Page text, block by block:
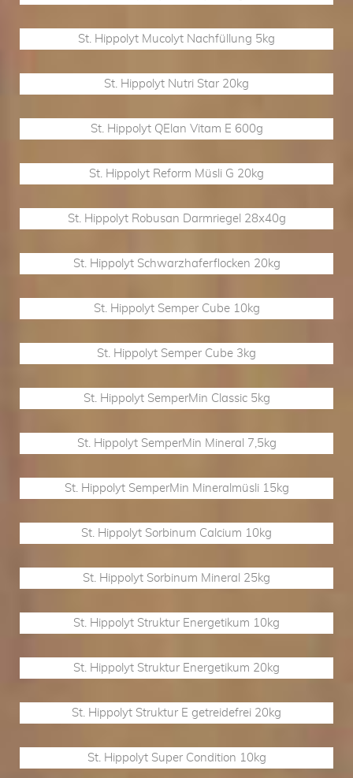
St. Hippolyt Mucolyt Nachfüllung 5kg
St. Hippolyt Nutri Star 20kg
St. Hippolyt QElan Vitam E 600g
St. Hippolyt Reform Müsli G 20kg
St. Hippolyt Robusan Darmriegel 28x40g
St. Hippolyt Schwarzhaferflocken 20kg
St. Hippolyt Semper Cube 10kg
St. Hippolyt Semper Cube 3kg
St. Hippolyt SemperMin Classic 5kg
St. Hippolyt SemperMin Mineral 7,5kg
St. Hippolyt SemperMin Mineralmüsli 15kg
St. Hippolyt Sorbinum Calcium 10kg
St. Hippolyt Sorbinum Mineral 25kg
St. Hippolyt Struktur Energetikum 10kg
St. Hippolyt Struktur Energetikum 20kg
St. Hippolyt Struktur E getreidefrei 20kg
St. Hippolyt Super Condition 10kg